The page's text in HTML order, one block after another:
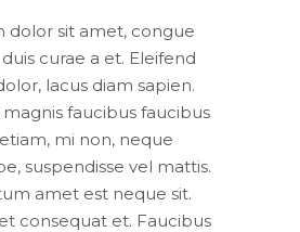
dolor sit amet, congue
curae a et. Eleifend
lacus diam sapien.
faucibus faucibus
mi non, neque
suspendisse vel mattis.
amet est neque sit.
consequat et. Faucibus